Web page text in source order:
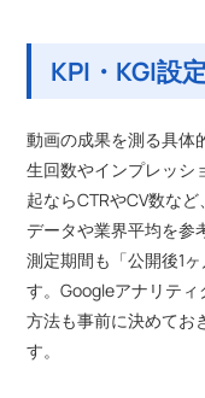
KPI・KGI設
動画の成果を測る具体
生回数やインプレッシ
起ならCTRやCV数な
データや業界平均を参
測定期間も「公開後1
す。Googleアナリテ
方法も事前に決めてお
す。